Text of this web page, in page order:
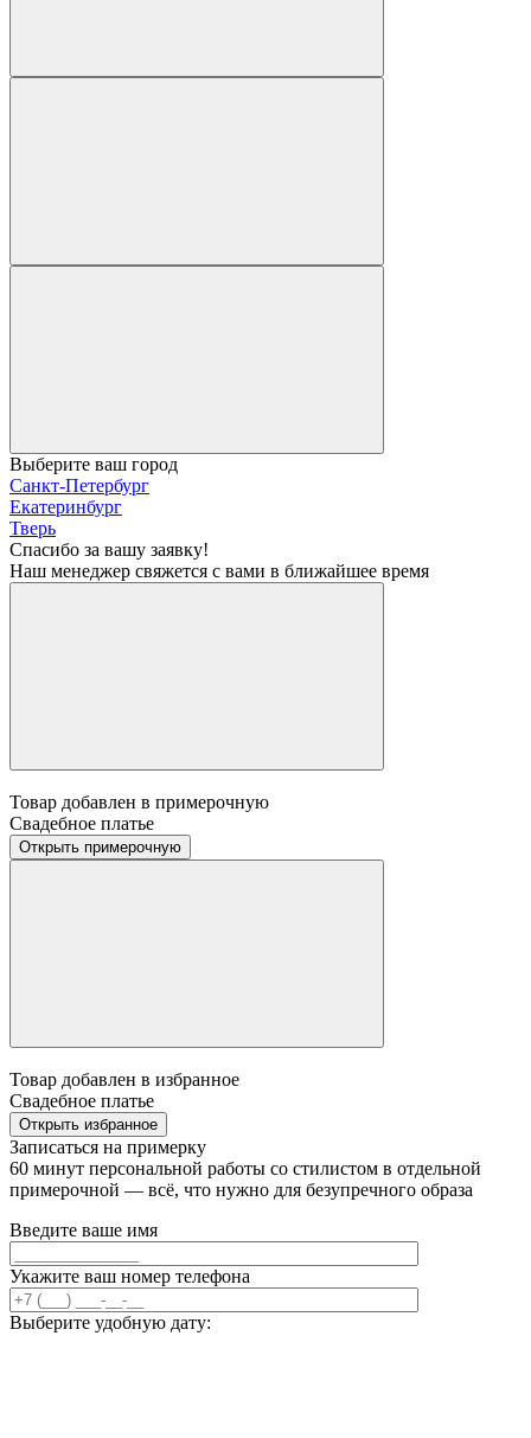
Выберите ваш город
Санкт-Петербург
Екатеринбург
Тверь
Спасибо за вашу заявку!
Наш менеджер свяжется с вами в ближайшее время
Товар добавлен в примерочную
Свадебное платье
Открыть примерочную
Товар добавлен в избранное
Свадебное платье
Открыть избранное
Записаться на примерку
60 минут персональной работы со стилистом в отдельной
примерочной — всё, что нужно для безупречного образа
Введите ваше имя
Укажите ваш номер телефона
Выберите удобную дату: